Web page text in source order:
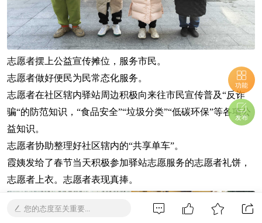
志愿者摆上公益宣传摊位，服务市民。
志愿者做好便民为民常态化服务。
志愿者在社区辖内驿站周边积极向来往市民宣传普及“反诈
骗“的防范知识，“食品安全”“垃圾分类”“低碳环保”等各项公
益知识。
志愿者协助整理好社区辖内的“共享单车”。
霞姨发给了春节当天积极参加驿站志愿服务的志愿者礼饼，
志愿者上衣。志愿者表现真捧。
您的态度至关重要...
功能
发布